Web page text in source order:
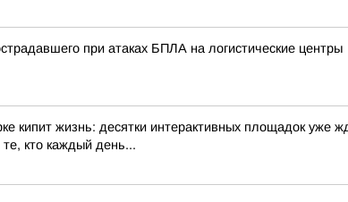
при атаках БПЛА на логистические центры
кипит жизнь: десятки интерактивных площадок уже
кто каждый день...